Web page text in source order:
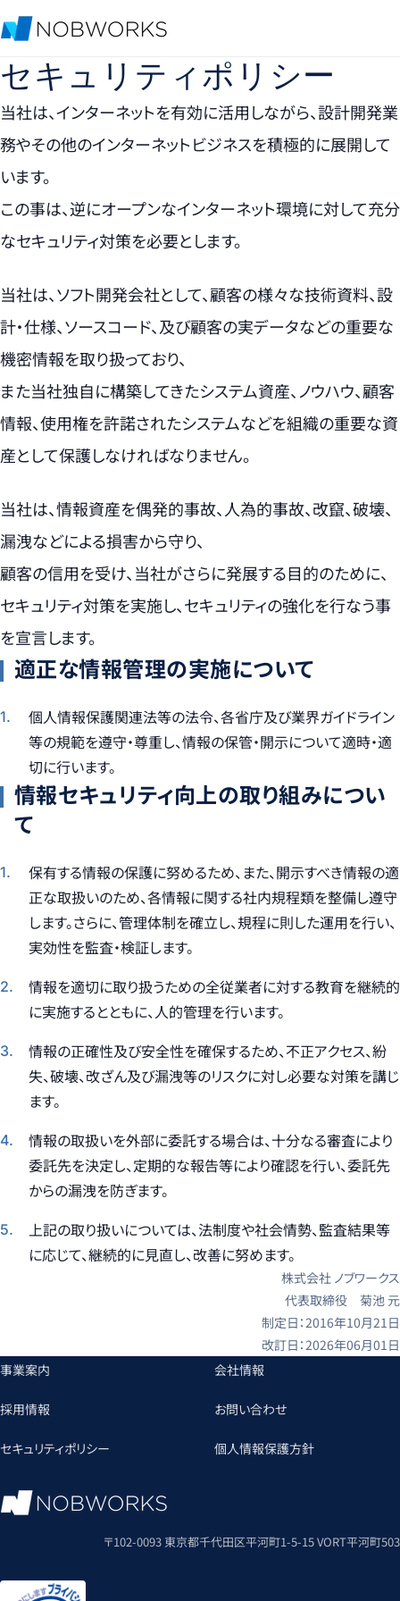
セキュリティポリシー
当社は、インターネットを有効に活用しながら、設計開発業
務やその他のインターネットビジネスを積極的に展開して
います。
この事は、逆にオープンなインターネット環境に対して充分
なセキュリティ対策を必要とします。
当社は、ソフト開発会社として、顧客の様々な技術資料、設
計・仕様、ソースコード、及び顧客の実データなどの重要な
機密情報を取り扱っており、
また当社独自に構築してきたシステム資産、ノウハウ、顧客
情報、使用権を許諾されたシステムなどを組織の重要な資
産として保護しなければなりません。
当社は、情報資産を偶発的事故、人為的事故、改竄、破壊、
漏洩などによる損害から守り、
顧客の信用を受け、当社がさらに発展する目的のために、
セキュリティ対策を実施し、セキュリティの強化を行なう事
を宣言します。
適正な情報管理の実施について
個人情報保護関連法等の法令、各省庁及び業界ガイドライン
等の規範を遵守・尊重し、情報の保管・開示について適時・適
切に行います。
情報セキュリティ向上の取り組みについ
て
保有する情報の保護に努めるため、また、開示すべき情報の適
正な取扱いのため、各情報に関する社内規程類を整備し遵守
します。さらに、管理体制を確立し、規程に則した運用を行い、
実効性を監査・検証します。
情報を適切に取り扱うための全従業者に対する教育を継続的
に実施するとともに、人的管理を行います。
情報の正確性及び安全性を確保するため、不正アクセス、紛
失、破壊、改ざん及び漏洩等のリスクに対し必要な対策を講じ
ます。
情報の取扱いを外部に委託する場合は、十分なる審査により
委託先を決定し、定期的な報告等により確認を行い、委託先
からの漏洩を防ぎます。
上記の取り扱いについては、法制度や社会情勢、監査結果等
に応じて、継続的に見直し、改善に努めます。
株式会社 ノブワークス
代表取締役 菊池 元
制定日：2016年10月21日
改訂日：2026年06月01日
事業案内
会社情報
採用情報 お問い合わせ
セキュリティポリシー 個人情報保護方針
〒102-0093 東京都千代田区平河町1-5-15 VORT平河町503